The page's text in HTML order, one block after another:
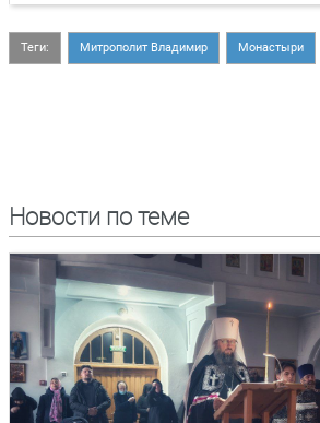
Теги: Митрополит Владимир Монастыри
Новости по теме